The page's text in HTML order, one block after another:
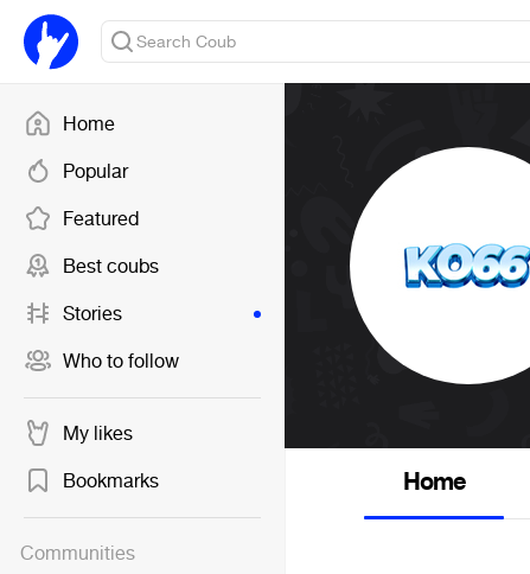
Home
Popular
Featured
Best coubs
Stories
Who to follow
My likes
Bookmarks
Communities
Home